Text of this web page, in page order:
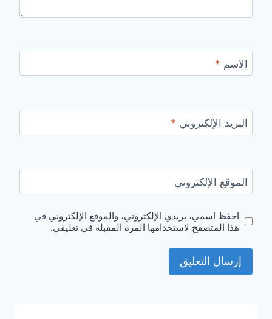
الاسم *
البريد الإلكتروني *
الموقع الإلكتروني
احفظ اسمي، بريدي الإلكتروني، والموقع الإلكتروني في
هذا المتصفح لاستخدامها المرة المقبلة في تعليقي.